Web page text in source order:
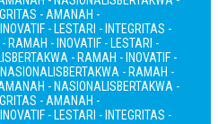
- AMANAH -
- LESTARI - INTEGRITAS -
- RAMAH - INOVATIF - LESTARI -
BERTAKWA - RAMAH - INOVATIF -
BERTAKWA - RAMAH -
- NASIONALISBERTAKWA -
- AMANAH -
- LESTARI - INTEGRITAS -